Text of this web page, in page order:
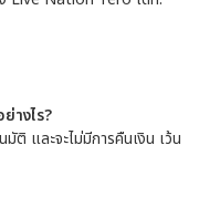
างไร?
ติ และจะไม่มีการคืนเงิน เว้น